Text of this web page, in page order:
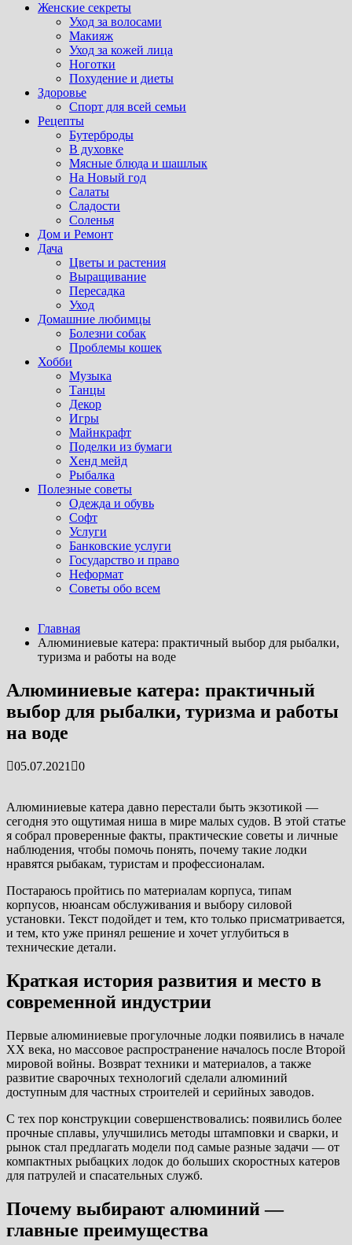
Женские секреты
Уход за волосами
Макияж
Уход за кожей лица
Ноготки
Похудение и диеты
Здоровье
Спорт для всей семьи
Рецепты
Бутерброды
В духовке
Мясные блюда и шашлык
На Новый год
Салаты
Сладости
Соленья
Дом и Ремонт
Дача
Цветы и растения
Выращивание
Пересадка
Уход
Домашние любимцы
Болезни собак
Проблемы кошек
Хобби
Музыка
Танцы
Декор
Игры
Майнкрафт
Поделки из бумаги
Хенд мейд
Рыбалка
Полезные советы
Одежда и обувь
Софт
Услуги
Банковские услуги
Государство и право
Неформат
Советы обо всем
Как построили самое высокое здание в мире: о...
07.04.2026
Где отдохнуть летом: идеи и план действий дл...
07.04.2026
07.04.2026
04.08.2025
Главная
Алюминиевые катера: практичный выбор для рыбалки,
туризма и работы на воде
Алюминиевые катера: практичный
выбор для рыбалки, туризма и работы
на воде
05.07.2021 0
Алюминиевые катера давно перестали быть экзотикой —
сегодня это ощутимая ниша в мире малых судов. В этой статье
я собрал проверенные факты, практические советы и личные
наблюдения, чтобы помочь понять, почему такие лодки
нравятся рыбакам, туристам и профессионалам.
Постараюсь пройтись по материалам корпуса, типам
корпусов, нюансам обслуживания и выбору силовой
установки. Текст подойдет и тем, кто только присматривается,
и тем, кто уже принял решение и хочет углубиться в
технические детали.
Краткая история развития и место в
современной индустрии
Первые алюминиевые прогулочные лодки появились в начале
XX века, но массовое распространение началось после Второй
мировой войны. Возврат техники и материалов, а также
развитие сварочных технологий сделали алюминий
доступным для частных строителей и серийных заводов.
С тех пор конструкции совершенствовались: появились более
прочные сплавы, улучшились методы штамповки и сварки, и
рынок стал предлагать модели под самые разные задачи — от
компактных рыбацких лодок до больших скоростных катеров
для патрулей и спасательных служб.
Почему выбирают алюминий —
главные преимущества